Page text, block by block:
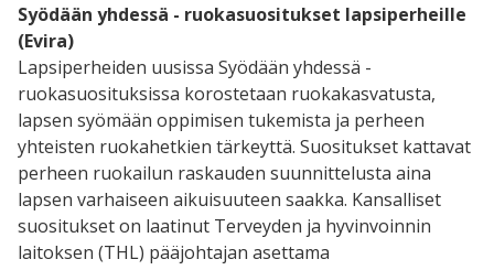
Syödään yhdessä - ruokasuositukset lapsiperheille
(Evira)
Lapsiperheiden uusissa Syödään yhdessä -
ruokasuosituksissa korostetaan ruokakasvatusta,
lapsen syömään oppimisen tukemista ja perheen
yhteisten ruokahetkien tärkeyttä. Suositukset kattavat
perheen ruokailun raskauden suunnittelusta aina
lapsen varhaiseen aikuisuuteen saakka. Kansalliset
suositukset on laatinut Terveyden ja hyvinvoinnin
laitoksen (THL) pääjohtajan asettama